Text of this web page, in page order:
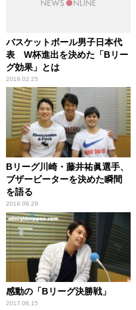
バスケットボール男子日本代
表 W杯進出を決めた「Bリー
グ効果」とは
2019.02.25
Bリーグ川崎・藤井祐眞選手、
ブザービーターを決めた瞬間
を語る
2018.06.29
感動の「Bリーグ決勝戦」
2017.06.15